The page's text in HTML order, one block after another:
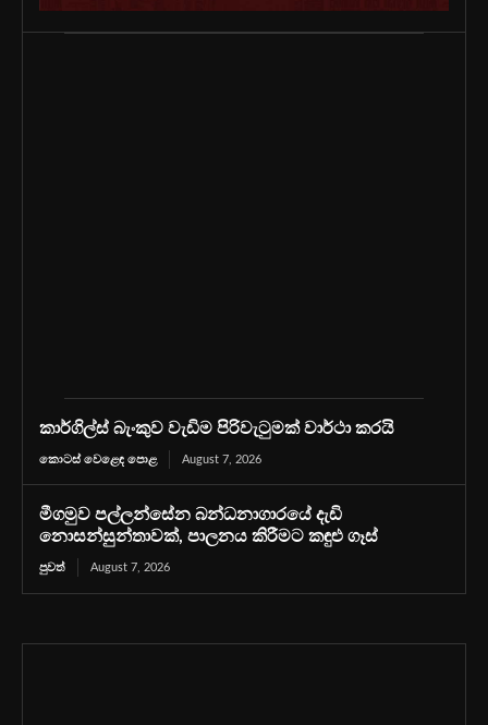
කාර්ගිල්ස් බැංකුව වැඩිම පිරිවැටුමක් වාර්ථා කරයි
කොටස් වෙළෙඳ පොළ August 7, 2026
මීගමුව පල්ලන්සේන බන්ධනාගාරයේ දැඩි
නොසන්සුන්තාවක්, පාලනය කිරීමට කඳුළු ගෑස්
පුවත් August 7, 2026